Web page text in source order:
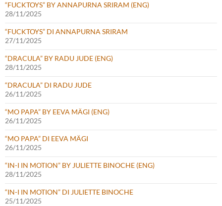
“FUCKTOYS” BY ANNAPURNA SRIRAM (ENG)
28/11/2025
“FUCKTOYS” DI ANNAPURNA SRIRAM
27/11/2025
“DRACULA” BY RADU JUDE (ENG)
28/11/2025
“DRACULA” DI RADU JUDE
26/11/2025
“MO PAPA” BY EEVA MÄGI (ENG)
26/11/2025
“MO PAPA” DI EEVA MÄGI
26/11/2025
“IN-I IN MOTION” BY JULIETTE BINOCHE (ENG)
28/11/2025
“IN-I IN MOTION” DI JULIETTE BINOCHE
25/11/2025